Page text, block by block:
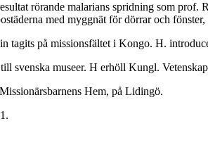
rörande malarians spridning som prof.
med myggnät för dörrar och
på missionsfältet i Kongo. H.
svenska museer. H erhöll Kungl.
Hem, på Lidingö.